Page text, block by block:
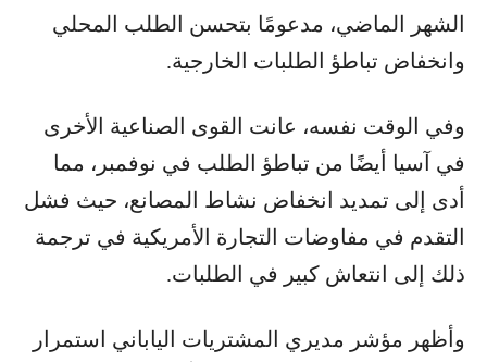
الشهر الماضي، مدعومًا بتحسن الطلب المحلي
وانخفاض تباطؤ الطلبات الخارجية.
وفي الوقت نفسه، عانت القوى الصناعية الأخرى
في آسيا أيضًا من تباطؤ الطلب في نوفمبر، مما
أدى إلى تمديد انخفاض نشاط المصانع، حيث فشل
التقدم في مفاوضات التجارة الأمريكية في ترجمة
ذلك إلى انتعاش كبير في الطلبات.
وأظهر مؤشر مديري المشتريات الياباني استمرار